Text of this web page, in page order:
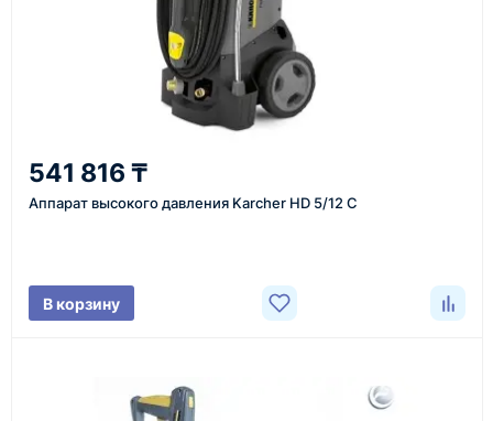
Оставьте заявку на сайте, по телефону или через
форму обратного звонка.
Уточнение задачи
Менеджер связывается с вами, уточняет
541 816 ₸
Аппарат высокого давления Karcher HD 5/12 C
В корзину